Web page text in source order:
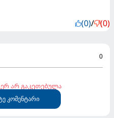
(0)/ (0)
0
არ გაკეთებულა
კომენტარი